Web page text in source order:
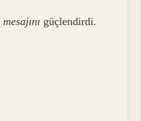
mesajını güçlendirdi.